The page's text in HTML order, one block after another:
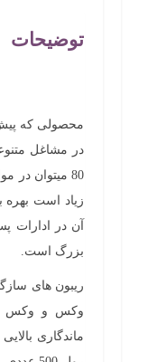
توضیحات
محصولی که پیش
80 میتوان
زیاد است بهره
آن در ادارات
بزرگ است.
ریبون های
وکس و وکس
ماندگاری بالایی